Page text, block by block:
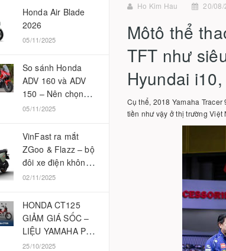
Ho Kim Hau 20/
Môtô thể
TFT như
Hyundai
Cụ thể, 2018 Yamaha
tiền như vậy ở thị trường
Honda Air Blade
2026
05/11/2025
So sánh Honda
ADV 160 và ADV
150 – Nên chọn
phiên bản nào
05/11/2025
VinFast ra mắt
ZGoo & Flazz – bộ
đôi xe điện không
cần bằng lái
02/11/2025
HONDA CT125
GIẢM GIÁ SỐC –
LIỆU YAMAHA PG-
1 CÓ BỊ ẢNH
25/10/2025